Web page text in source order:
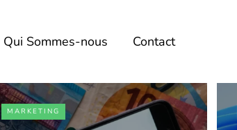
Qui Sommes-nous Contact
MARKETING